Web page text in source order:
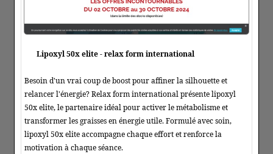
Lipoxyl 50x elite - relax form international
Besoin d'un vrai coup de boost pour affiner la silhouette et
relancer l'énergie? Relax form international présente lipoxyl
50x elite, le partenaire idéal pour activer le métabolisme et
transformer les graisses en énergie utile. Formulé avec soin,
lipoxyl 50x elite accompagne chaque effort et renforce la
motivation à chaque séance.